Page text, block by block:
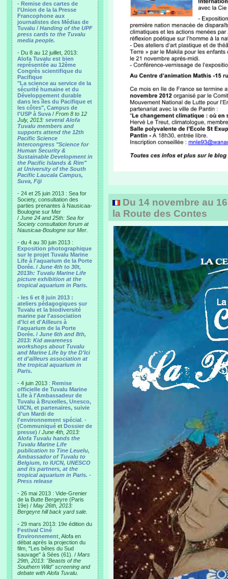
- Remise des cartes de
l'Union de la la Presse
Francophone aux
journalistes des Médias de
Tuvalu / Handing of the UPF
press cards to the Tuvalu
media people.
- Du 8 au 12 juillet, 2013:
Alofa Tuvalu est bien
représentée au 12ème
Congrès scientifique du
Pacifique
"La science au service de la
sécurité humaine et du
Développement durable
dans les îles du Pacifique et
les côtes", Campus de
l'USP à Suva / From 8 to 12
July, 2013: several Alofa
Tuvalu members and
supports attend the 12th
Pacific Science
Intercongress "Science for
Human Security &
Sustainable Development in
the Pacific Islands & Rim"
at University of the South
Pacific Laucala Campus,
Suva, Fiji
- 24 et 25 juin 2013 : Sea for
Society, consultation des
parties prenantes à Nausicaa-
Boulogne sur Mer
/ June 24 and 25th: Sea for
Society consultation forum at
Nausicaa-Boulogne sur Mer.
- du 4 au 30 juin 2013 :
Exposition photographique
sur le projet Tuvalu Marine
Life à l'aquarium de la Porte
Dorée. / June 4th to 30t,
2013h: Tuvalu Marine Life
picture exhibition at the
tropical aquarium in Paris.
- les 6 et 8 juin 2013 :
ateliers pédagogiques sur
Tuvalu et la biodiversité
marine par l'association
d'Ici et d'Ailleurs à
l'aquarium de la Porte
Dorée. / June 6th and 8th,
2013: Kid awareness
workshops about Tuvalu
and Marine Life by the D'Ici
et d'ailleurs association at
the tropical aquarium in
Paris.
- 4 juin 2013 : Remise
officielle de Tuvalu Marine
Life à l'Ambassadeur de
Tuvalu à Bruxelles, Unesco,
UICN, et partenaires, suivie
d'un Mardi de
l'environnement spécial . -
(Communiqué et Dossier de
presse) / June 4th, 2013:
Alofa Tuvalu hands the
Tuvalu Marine Life
publication to Tine Leuelu,
Ambassador of Tuvalu to
Belgium, to IUCN, UNESCO
and its partners, at the
tropical aquarium in Paris. -
Press release
- 26 mai 2013 : Vide-Grenier
de la Butte Bergeyre (Paris
19e) / May 26th, 2013:
Bergeyre hill back yard sale.
- 29 mars 2013: 19e édition du
Festival Ciné
Environnement , Alofa en
débat après la projection du
film, "Les bêtes du Sud
sauvage" à Sées (61). / Mars
29th, 2013: "Beasts of the
Southern Wild" screening and
debate with Alofa Tuvalu.
Du 14 novembre au
la Route des Contes